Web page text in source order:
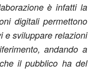
è infatti la
digitali permettono
e sviluppare relazioni
andando a
il pubblico ha del